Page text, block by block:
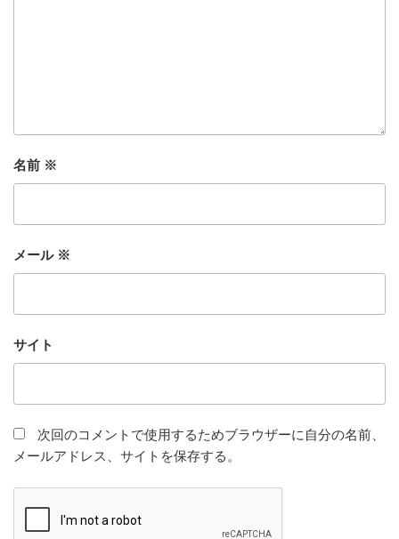
名前 ※
メール ※
サイト
次回のコメントで使用するためブラウザーに自分の名前、
メールアドレス、サイトを保存する。